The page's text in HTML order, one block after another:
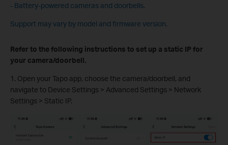
- Battery-powered cameras and doorbells.
Support may vary by model and firmware version.
Refer to the following instructions to set up a static IP for
your camera/doorbell.
1. Open your Tapo app, choose the camera/doorbell, and
navigate to Device Settings > Advanced Settings > Network
Settings > Static IP.